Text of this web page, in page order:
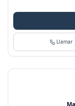
Llamar